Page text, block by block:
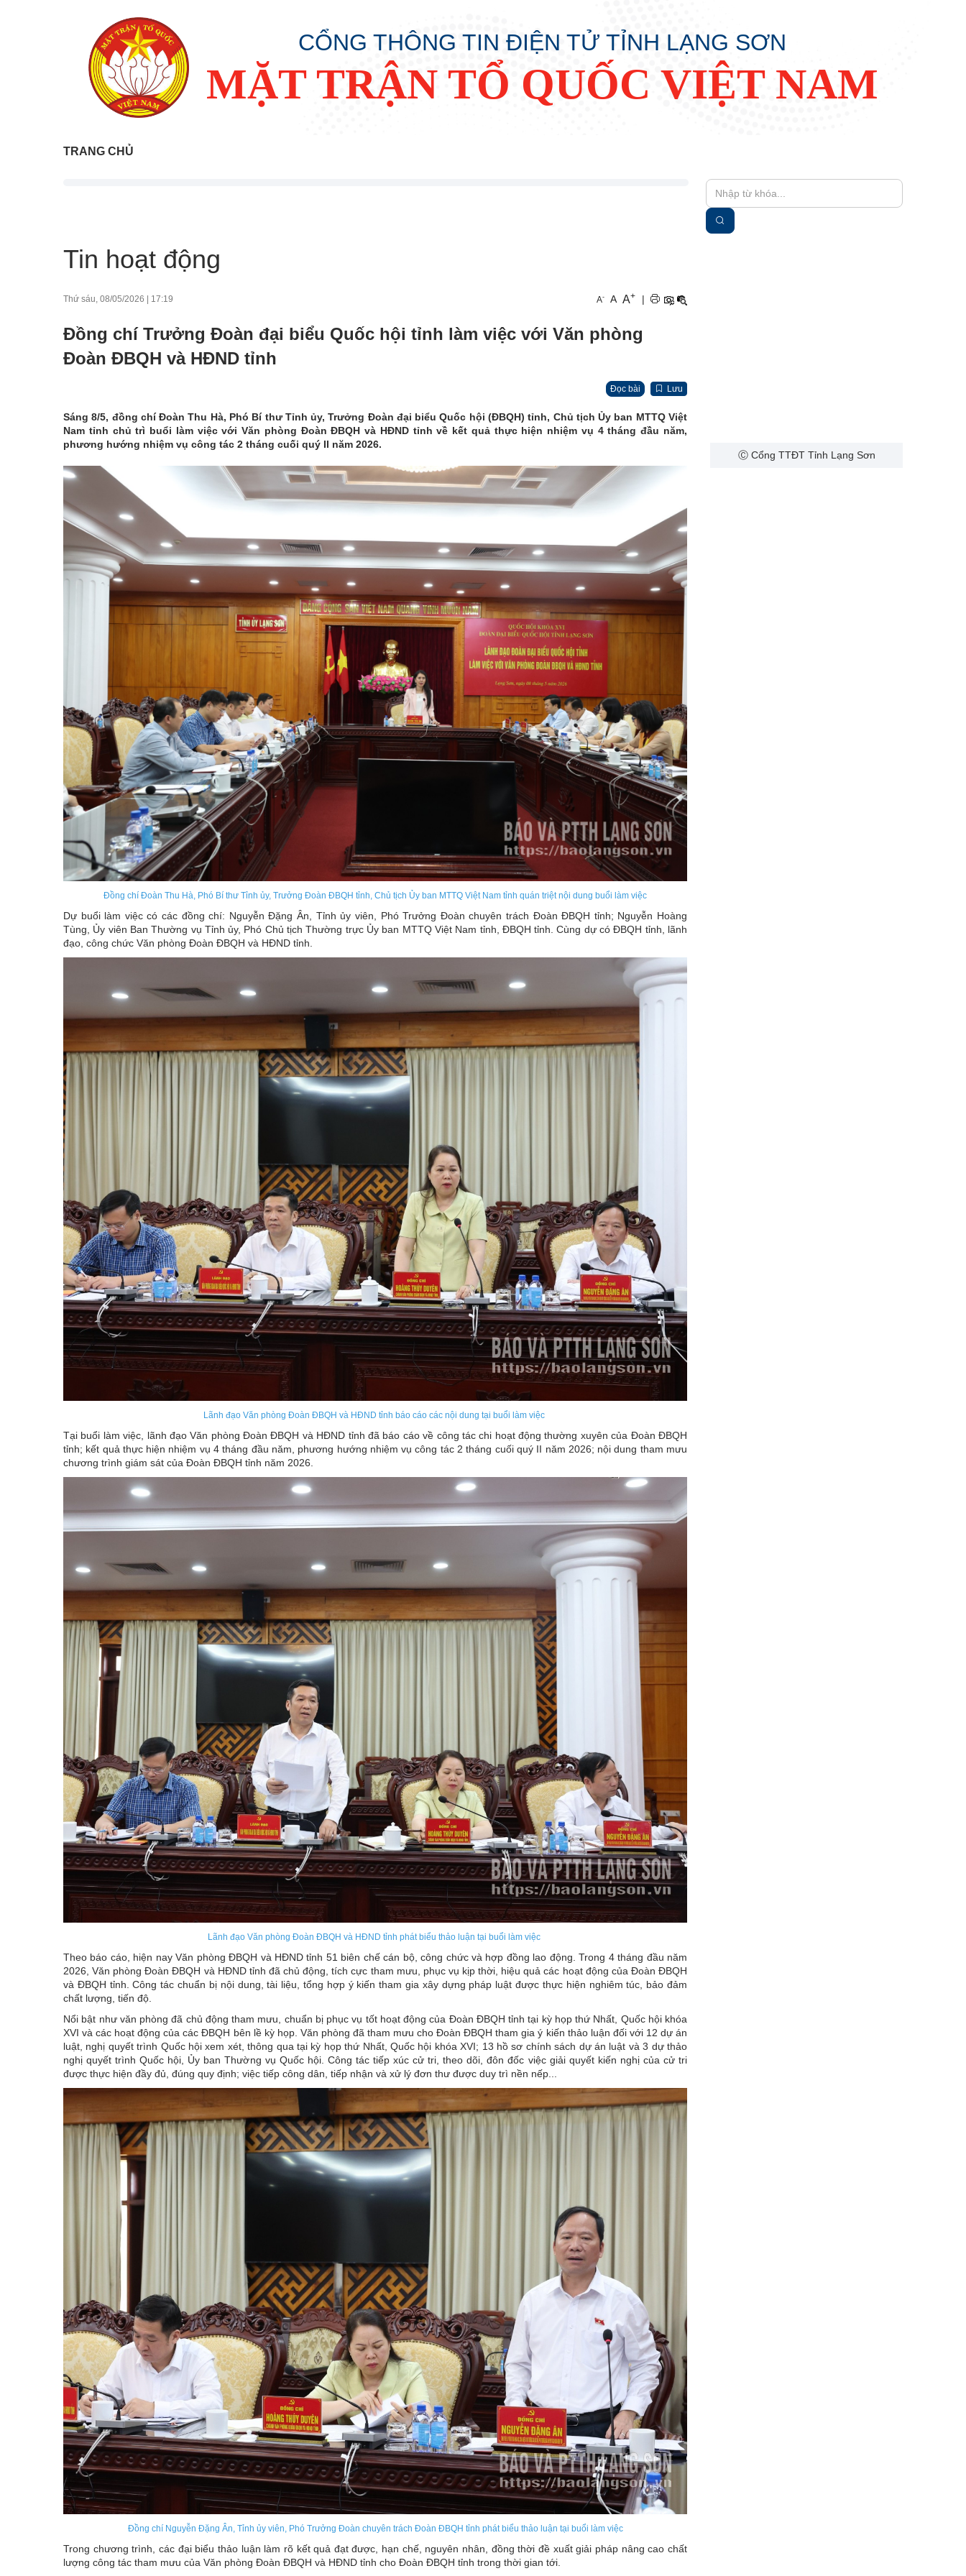
CỔNG THÔNG TIN ĐIỆN TỬ TỈNH LẠNG SƠN
MẶT TRẬN TỔ QUỐC VIỆT NAM
TRANG CHỦ
Tin hoạt động
Thứ sáu, 08/05/2026 | 17:19 A- A A+ |
Đồng chí Trưởng Đoàn đại biểu Quốc hội tỉnh làm việc với Văn phòng
Đoàn ĐBQH và HĐND tỉnh
Đọc bài Lưu
Sáng 8/5, đồng chí Đoàn Thu Hà, Phó Bí thư Tỉnh ủy, Trưởng Đoàn đại biểu Quốc hội (ĐBQH) tỉnh, Chủ tịch Ủy ban MTTQ Việt
Nam tỉnh chủ trì buổi làm việc với Văn phòng Đoàn ĐBQH và HĐND tỉnh về kết quả thực hiện nhiệm vụ 4 tháng đầu năm,
phương hướng nhiệm vụ công tác 2 tháng cuối quý II năm 2026.
Đồng chí Đoàn Thu Hà, Phó Bí thư Tỉnh ủy, Trưởng Đoàn ĐBQH tỉnh, Chủ tịch Ủy ban MTTQ Việt Nam tỉnh quán triệt nội dung buổi làm việc
Dự buổi làm việc có các đồng chí: Nguyễn Đặng Ân, Tỉnh ủy viên, Phó Trưởng Đoàn chuyên trách Đoàn ĐBQH tỉnh; Nguyễn Hoàng
Tùng, Ủy viên Ban Thường vụ Tỉnh ủy, Phó Chủ tịch Thường trực Ủy ban MTTQ Việt Nam tỉnh, ĐBQH tỉnh. Cùng dự có ĐBQH tỉnh, lãnh
đạo, công chức Văn phòng Đoàn ĐBQH và HĐND tỉnh.
Lãnh đạo Văn phòng Đoàn ĐBQH và HĐND tỉnh báo cáo các nội dung tại buổi làm việc
Tại buổi làm việc, lãnh đạo Văn phòng Đoàn ĐBQH và HĐND tỉnh đã báo cáo về công tác chi hoạt động thường xuyên của Đoàn ĐBQH
tỉnh; kết quả thực hiện nhiệm vụ 4 tháng đầu năm, phương hướng nhiệm vụ công tác 2 tháng cuối quý II năm 2026; nội dung tham mưu
chương trình giám sát của Đoàn ĐBQH tỉnh năm 2026.
Lãnh đạo Văn phòng Đoàn ĐBQH và HĐND tỉnh phát biểu thảo luận tại buổi làm việc
Theo báo cáo, hiện nay Văn phòng ĐBQH và HĐND tỉnh 51 biên chế cán bộ, công chức và hợp đồng lao động. Trong 4 tháng đầu năm
2026, Văn phòng Đoàn ĐBQH và HĐND tỉnh đã chủ động, tích cực tham mưu, phục vụ kịp thời, hiệu quả các hoạt động của Đoàn ĐBQH
và ĐBQH tỉnh. Công tác chuẩn bị nội dung, tài liệu, tổng hợp ý kiến tham gia xây dựng pháp luật được thực hiện nghiêm túc, bảo đảm
chất lượng, tiến độ.
Nổi bật như văn phòng đã chủ động tham mưu, chuẩn bị phục vụ tốt hoạt động của Đoàn ĐBQH tỉnh tại kỳ họp thứ Nhất, Quốc hội khóa
XVI và các hoạt động của các ĐBQH bên lề kỳ họp. Văn phòng đã tham mưu cho Đoàn ĐBQH tham gia ý kiến thảo luận đối với 12 dự án
luật, nghị quyết trình Quốc hội xem xét, thông qua tại kỳ họp thứ Nhất, Quốc hội khóa XVI; 13 hồ sơ chính sách dự án luật và 3 dự thảo
nghị quyết trình Quốc hội, Ủy ban Thường vụ Quốc hội. Công tác tiếp xúc cử tri, theo dõi, đôn đốc việc giải quyết kiến nghị của cử tri
được thực hiện đầy đủ, đúng quy định; việc tiếp công dân, tiếp nhận và xử lý đơn thư được duy trì nền nếp...
Đồng chí Nguyễn Đặng Ân, Tỉnh ủy viên, Phó Trưởng Đoàn chuyên trách Đoàn ĐBQH tỉnh phát biểu thảo luận tại buổi làm việc
Trong chương trình, các đại biểu thảo luận làm rõ kết quả đạt được, hạn chế, nguyên nhân, đồng thời đề xuất giải pháp nâng cao chất
lượng công tác tham mưu của Văn phòng Đoàn ĐBQH và HĐND tỉnh cho Đoàn ĐBQH tỉnh trong thời gian tới.
Ⓒ Cổng TTĐT Tỉnh Lạng Sơn